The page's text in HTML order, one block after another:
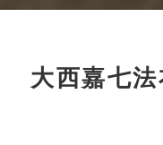
大西嘉七